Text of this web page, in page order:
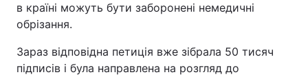
Київ
Дніпро Харків
в країні можуть бути заборонені немедичні
обрізання.
Зараз відповідна петиція вже зібрала 50 тисяч
підписів і була направлена на розгляд до